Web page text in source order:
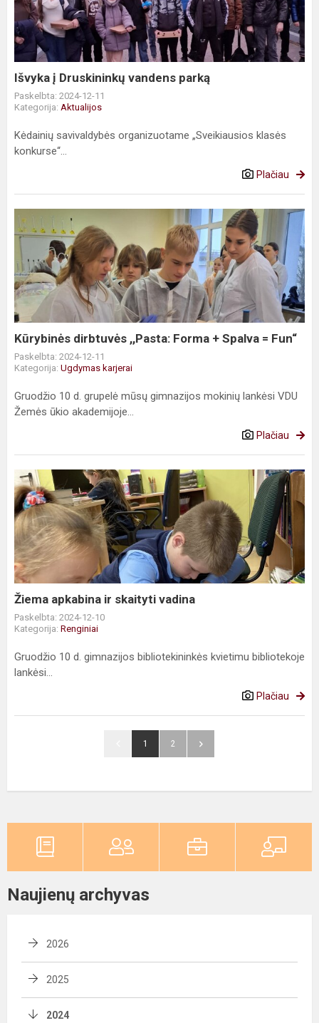
vandens
parką
Išvyka į Druskininkų vandens parką
Paskelbta: 2024-12-11
Kategorija: Aktualijos
Kėdainių savivaldybės organizuotame „Sveikiausios klasės
konkurse“...
Plačiau
Kūrybinės
dirbtuvės
,,Pasta:
Forma
+
Spalva
=
Fun“
Kūrybinės dirbtuvės ,,Pasta: Forma + Spalva = Fun“
Paskelbta: 2024-12-11
Kategorija: Ugdymas karjerai
Gruodžio 10 d. grupelė mūsų gimnazijos mokinių lankėsi VDU
Žemės ūkio akademijoje...
Plačiau
Žiema
apkabina
ir
skaityti
vadina
Žiema apkabina ir skaityti vadina
Paskelbta: 2024-12-10
Kategorija: Renginiai
Gruodžio 10 d. gimnazijos bibliotekininkės kvietimu bibliotekoje
lankėsi...
Plačiau
1 2
Naujienų archyvas
2026
2025
2024